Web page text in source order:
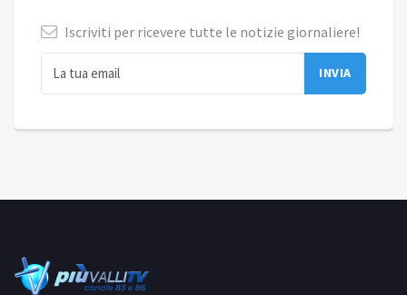
Iscriviti per ricevere tutte le notizie giornaliere!